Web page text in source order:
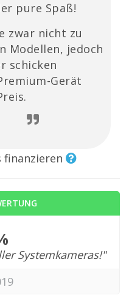
pure Spaß!
zwar nicht zu
Modellen, jedoch
schicken
Gerät
Systemkameras!"